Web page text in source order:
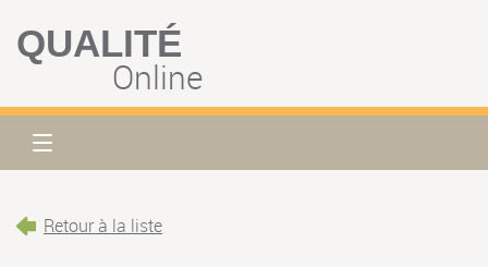
QUALITÉ
Online
Retour à la liste